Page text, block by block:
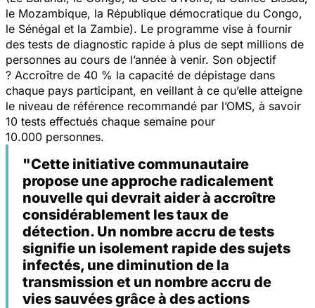
le Mozambique, la République démocratique du Congo,
le Sénégal et la Zambie). Le programme vise à fournir
des tests de diagnostic rapide à plus de sept millions de
personnes au cours de l’année à venir. Son objectif
? Accroître de 40 % la capacité de dépistage dans
chaque pays participant, en veillant à ce qu’elle atteigne
le niveau de référence recommandé par l’OMS, à savoir
10 tests effectués chaque semaine pour
10.000 personnes.
"Cette initiative communautaire
propose une approche radicalement
nouvelle qui devrait aider à accroître
considérablement les taux de
détection. Un nombre accru de tests
signifie un isolement rapide des sujets
infectés, une diminution de la
transmission et un nombre accru de
vies sauvées grâce à des actions